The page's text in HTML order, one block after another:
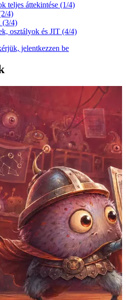
teljes áttekintése (1/4)
4)
(3/4)
osztályok és JIT (4/4)
jelentkezzen be